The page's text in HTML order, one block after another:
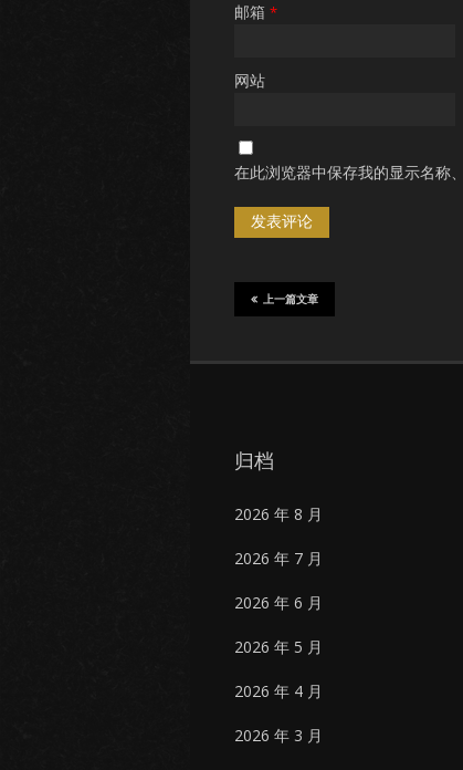
邮箱 *
网站
在此浏览器中保存我的显示名称
上一篇文章
归档
2026 年 8 月
2026 年 7 月
2026 年 6 月
2026 年 5 月
2026 年 4 月
2026 年 3 月